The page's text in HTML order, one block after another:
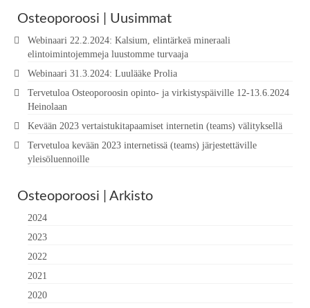
Osteoporoosi | Uusimmat
Webinaari 22.2.2024: Kalsium, elintärkeä mineraali
elintoimintojemmeja luustomme turvaaja
Webinaari 31.3.2024: Luulääke Prolia
Tervetuloa Osteoporoosin opinto- ja virkistyspäiville 12-13.6.2024
Heinolaan
Kevään 2023 vertaistukitapaamiset internetin (teams) välityksellä
Tervetuloa kevään 2023 internetissä (teams) järjestettäville
yleisöluennoille
Osteoporoosi | Arkisto
2024
2023
2022
2021
2020